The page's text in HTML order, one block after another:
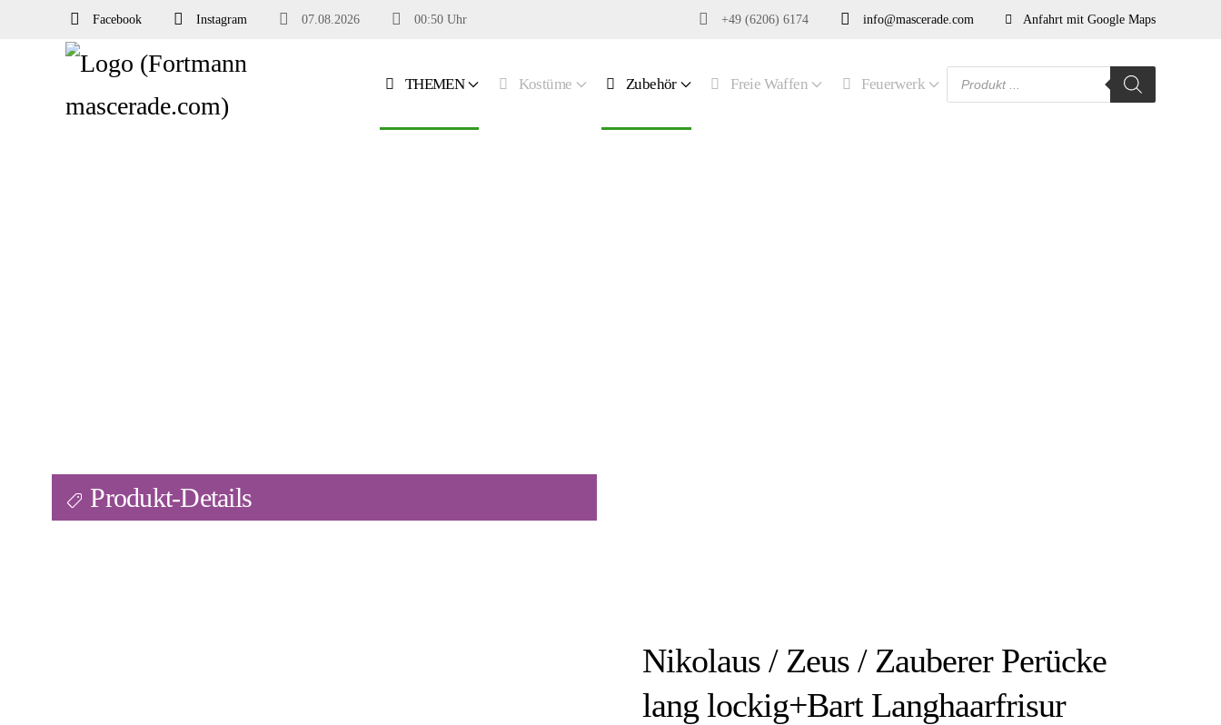
Facebook Instagram 07.08.2026 00:50 Uhr +49 (6206) 6174 info@mascerade.com Anfahrt mit Google Maps
THEMEN Kostüme Zubehör Freie Waffen Feuerwerk
Products
search
Produkt-Details
Nikolaus / Zeus / Zauberer Perücke
lang lockig+Bart Langhaarfrisur